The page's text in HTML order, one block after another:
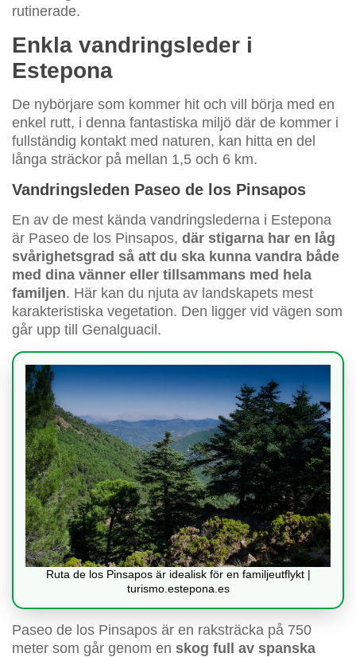
rutinerade.
Enkla vandringsleder i
Estepona
De nybörjare som kommer hit och vill börja med en
enkel rutt, i denna fantastiska miljö där de kommer i
fullständig kontakt med naturen, kan hitta en del
långa sträckor på mellan 1,5 och 6 km.
Vandringsleden Paseo de los Pinsapos
En av de mest kända vandringslederna i Estepona
är Paseo de los Pinsapos, där stigarna har en låg
svårighetsgrad så att du ska kunna vandra både
med dina vänner eller tillsammans med hela
familjen. Här kan du njuta av landskapets mest
karakteristiska vegetation. Den ligger vid vägen som
går upp till Genalguacil.
Ruta de los Pinsapos är idealisk för en familjeutflykt |
turismo.estepona.es
Paseo de los Pinsapos är en raksträcka på 750
meter som går genom en skog full av spanska